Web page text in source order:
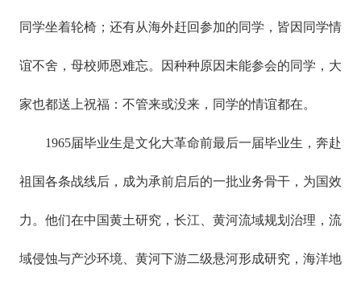
同学坐着轮椅；还有从海外赶回参加的同学，皆因同学情
谊不舍，母校师恩难忘。因种种原因未能参会的同学，大
家也都送上祝福：不管来或没来，同学的情谊都在。
1965届毕业生是文化大革命前最后一届毕业生，奔赴
祖国各条战线后，成为承前启后的一批业务骨干，为国效
力。他们在中国黄土研究，长江、黄河流域规划治理，流
域侵蚀与产沙环境、黄河下游二级悬河形成研究，海洋地